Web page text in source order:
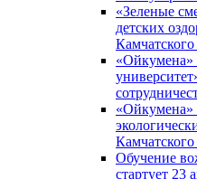
«Зеленые
детских
Камчатского
«Ойкумена»
«Ойкумена»
Камчатского
Обучение
стартует 23